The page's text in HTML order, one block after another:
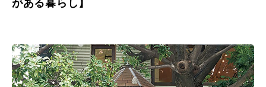
がある暮らし】